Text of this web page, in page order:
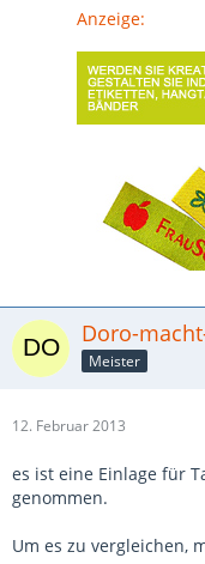
Anzeige:
Doro-
Meister
12. Februar 2013
es ist eine Einlage für
genommen.
Um es zu vergleichen,